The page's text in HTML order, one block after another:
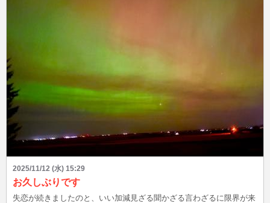
2025/11/12 (水) 15:29
お久しぶりです
失恋が続きましたのと、いい加減見ざる聞かざる言わざるに限界が来